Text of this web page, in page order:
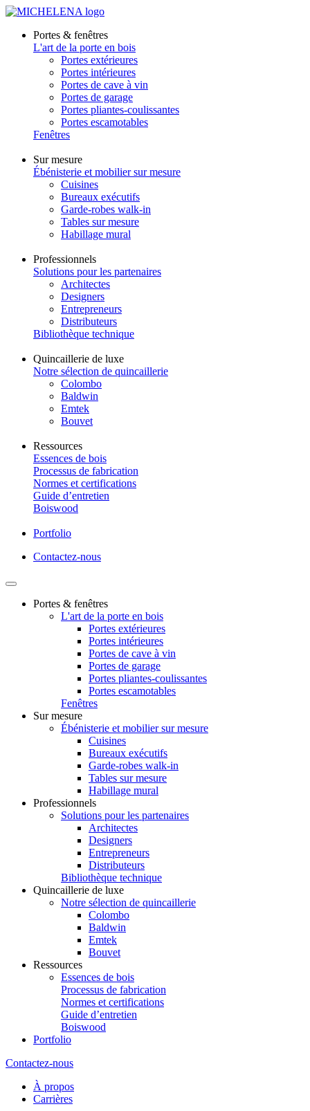
Portes & fenêtres
L'art de la porte en bois
Portes extérieures
Portes intérieures
Portes de cave à vin
Portes de garage
Portes pliantes-coulissantes
Portes escamotables
Fenêtres
Sur mesure
Ébénisterie et mobilier sur mesure
Cuisines
Bureaux exécutifs
Garde-robes walk-in
Tables sur mesure
Habillage mural
Professionnels
Solutions pour les partenaires
Architectes
Designers
Entrepreneurs
Distributeurs
Bibliothèque technique
Quincaillerie de luxe
Notre sélection de quincaillerie
Colombo
Baldwin
Emtek
Bouvet
Ressources
Essences de bois
Processus de fabrication
Normes et certifications
Guide d’entretien
Boiswood
Portfolio
Contactez-nous
Portes & fenêtres
L'art de la porte en bois
Portes extérieures
Portes intérieures
Portes de cave à vin
Portes de garage
Portes pliantes-coulissantes
Portes escamotables
Fenêtres
Sur mesure
Ébénisterie et mobilier sur mesure
Cuisines
Bureaux exécutifs
Garde-robes walk-in
Tables sur mesure
Habillage mural
Professionnels
Solutions pour les partenaires
Architectes
Designers
Entrepreneurs
Distributeurs
Bibliothèque technique
Quincaillerie de luxe
Notre sélection de quincaillerie
Colombo
Baldwin
Emtek
Bouvet
Ressources
Essences de bois
Processus de fabrication
Normes et certifications
Guide d’entretien
Boiswood
Portfolio
Contactez-nous
À propos
Carrières